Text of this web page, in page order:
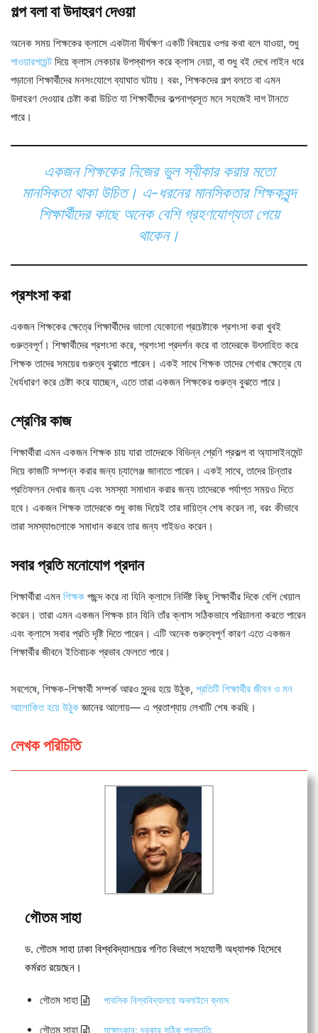
গল্প বলা বা উদাহরণ দেওয়া
অনেক সময় শিক্ষকের ক্লাসে একটানা দীর্ঘক্ষণ একটি বিষয়ের ওপর কথা বলে যাওয়া, শুধু
পাওয়ারপয়েন্ট দিয়ে ক্লাস লেকচার উপস্থাপন করে ক্লাস নেয়া, বা শুধু বই দেখে লাইন ধরে
পড়ানো শিক্ষার্থীদের মনসংযোগে ব্যাঘাত ঘটায়। বরং, শিক্ষকদের গল্প বলতে বা এমন
উদাহরণ দেওয়ার চেষ্টা করা উচিত যা শিক্ষার্থীদের কল্পনাপ্রসূত মনে সহজেই দাগ টানতে
পারে।
একজন শিক্ষকের নিজের ভুল স্বীকার করার মতো
মানসিকতা থাকা উচিত। এ-ধরনের মানসিকতার শিক্ষকবৃন্দ
শিক্ষার্থীদের কাছে অনেক বেশি গ্রহণযোগ্যতা পেয়ে
থাকেন।
প্রশংসা করা
একজন শিক্ষকের ক্ষেত্রে শিক্ষার্থীদের ভালো যেকোনো প্রচেষ্টাকে প্রশংসা করা খুবই
গুরুত্বপূর্ণ। শিক্ষার্থীদের প্রশংসা করে, প্রশংসা প্রদর্শন করে বা তাদেরকে উৎসাহিত করে
শিক্ষক তাদের সময়ের গুরুত্ব বুঝাতে পারেন। একই সাথে শিক্ষক তাদের শেখার ক্ষেত্রে যে
ধৈর্যধারণ করে চেষ্টা করে যাচ্ছেন, এতে তারা একজন শিক্ষকের গুরুত্ব বুঝতে পারে।
শ্রেণির কাজ
শিক্ষার্থীরা এমন একজন শিক্ষক চায় যারা তাদেরকে বিভিন্ন শ্রেণি প্রকল্প বা অ্যাসাইনমেন্ট
দিয়ে কাজটি সম্পন্ন করার জন্য চ্যালেঞ্জ জানাতে পারেন। একই সাথে, তাদের চিন্তার
প্রতিফলন দেখার জন্য এবং সমস্যা সমাধান করার জন্য তাদেরকে পর্যাপ্ত সময়ও দিতে
হবে। একজন শিক্ষক তাদেরকে শুধু কাজ দিয়েই তার দায়িত্ব শেষ করেন না, বরং কীভাবে
তারা সমস্যাগুলোকে সমাধান করবে তার জন্য গাইডও করেন।
সবার প্রতি মনোযোগ প্রদান
শিক্ষার্থীরা এমন শিক্ষক পছন্দ করে না যিনি ক্লাসে নির্দিষ্ট কিছু শিক্ষার্থীর দিকে বেশি খেয়াল
করেন। তারা এমন একজন শিক্ষক চান যিনি তাঁর ক্লাস সঠিকভাবে পরিচালনা করতে পারেন
এবং ক্লাসে সবার প্রতি দৃষ্টি দিতে পারেন। এটি অনেক গুরুত্বপূর্ণ কারণ এতে একজন
শিক্ষার্থীর জীবনে ইতিবাচক প্রভাব ফেলতে পারে।
সবশেষে, শিক্ষক-শিক্ষার্থী সম্পর্ক আরও সুন্দর হয়ে উঠুক, প্রতিটি শিক্ষার্থীর জীবন ও মন
আলোকিত হয়ে উঠুকজ্ঞানের আলোয়— এ প্রতাশ্যায় লেখাটি শেষ করছি।
লেখক পরিচিতি
গৌতম সাহা
ড. গৌতম সাহা ঢাকা বিশ্ববিদ্যালয়ের গণিত বিভাগে সহযোগী অধ্যাপক হিসেবে
কর্মরত রয়েছেন।
গৌতম সাহা পাবলিক বিশ্ববিদ্যালয়ে অনলাইনে ক্লাস
গৌতম সাহা সাক্ষাৎকার: দরকার সঠিক প্রস্তুতি